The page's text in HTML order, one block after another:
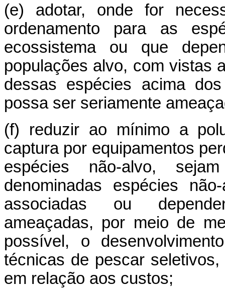
(e) adotar, onde for
ordenamento para as
ecossistema ou que
populações alvo, com vistas
dessas espécies acima
possa ser seriamente
(f) reduzir ao mínimo a
captura por equipamentos
espécies não-alvo,
denominadas espécies
associadas ou
ameaçadas, por meio de
possível, o
técnicas de pescar
em relação aos custos;